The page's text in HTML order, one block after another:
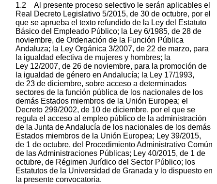
1.2 Al presente proceso selectivo le serán aplicables el
Real Decreto Legislativo 5/2015, de 30 de octubre, por el
que se aprueba el texto refundido de la Ley del Estatuto
Básico del Empleado Público; la Ley 6/1985, de 28 de
noviembre, de Ordenación de la Función Pública
Andaluza; la Ley Orgánica 3/2007, de 22 de marzo, para
la igualdad efectiva de mujeres y hombres; la
Ley 12/2007, de 26 de noviembre, para la promoción de
la igualdad de género en Andalucía; la Ley 17/1993,
de 23 de diciembre, sobre acceso a determinados
sectores de la función pública de los nacionales de los
demás Estados miembros de la Unión Europea; el
Decreto 299/2002, de 10 de diciembre, por el que se
regula el acceso al empleo público de la administración
de la Junta de Andalucía de los nacionales de los demás
Estados miembros de la Unión Europea; Ley 39/2015,
de 1 de octubre, del Procedimiento Administrativo Común
de las Administraciones Públicas; Ley 40/2015, de 1 de
octubre, de Régimen Jurídico del Sector Público; los
Estatutos de la Universidad de Granada y lo dispuesto en
la presente convocatoria.